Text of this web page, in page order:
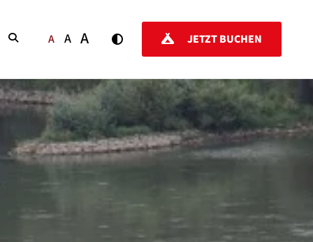
SUCHENA A A JETZT BUCHEN